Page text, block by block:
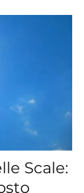
Scale: